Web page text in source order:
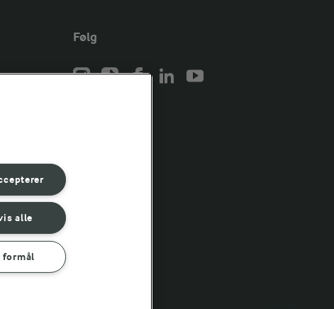
for
for
Følg
alle
formål